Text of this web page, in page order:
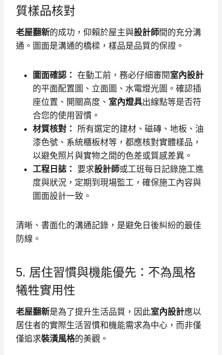
質樣品核對
老屋翻新的成功，仰賴於屋主與設計師間的充分溝
通。圖面是溝通的橋樑，樣品是品質的保證。
圖面確認： 在動工前，務必仔細審閱室內設計
的平面配置圖、立面圖、水電燈光圖。確認插
座位置、開關高度、 室內燈具出線點等是否符
合您的使用習慣。
材質核對： 所有選定的建材、磁磚、地板、油
漆色號、系統櫃板材等，都應核對實體樣品，
以避免照片與實物之間的色差或質感差異。
工程日誌： 要求設計師或工班每日記錄施工進
度與狀況，定期到現場監工，確保施工內容與
圖面設計一致。
清晰、書面化的溝通記錄，是避免日後糾紛的最佳
防線。
5. 居住習慣與機能優先：不為風格
犧牲實用性
老屋翻新是為了提升生活品質，因此室內設計應以
居住者的實際生活習慣和機能需求為中心，而非僅
僅追求裝潢風格的美觀。